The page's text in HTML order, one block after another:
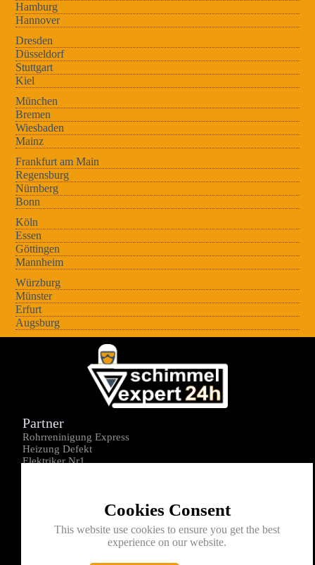
Hamburg
Hannover
Dresden
Düsseldorf
Stuttgart
Kiel
München
Bremen
Wiesbaden
Mainz
Frankfurt am Main
Regensburg
Nürnberg
Bonn
Köln
Essen
Göttingen
Mannheim
Würzburg
Münster
Erfurt
Augsburg
Cookies Consent
This website use cookies to ensure you get the best
experience on our website.
Partner
Rohrreninigung Express
Heizung Defekt
Elektriker Nr1
Kontakt